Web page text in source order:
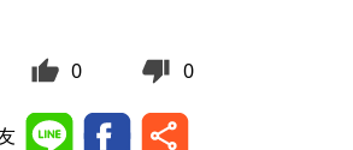
0 0